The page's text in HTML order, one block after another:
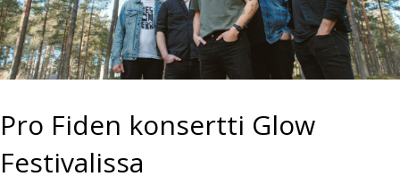
Pro Fiden konsertti Glow
Festivalissa